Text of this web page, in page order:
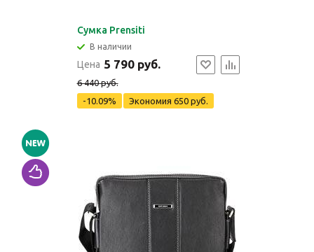
Сумка Prensiti
В наличии
Цена 5 790 руб.
6 440 руб.
-10.09%
Экономия 650 руб.